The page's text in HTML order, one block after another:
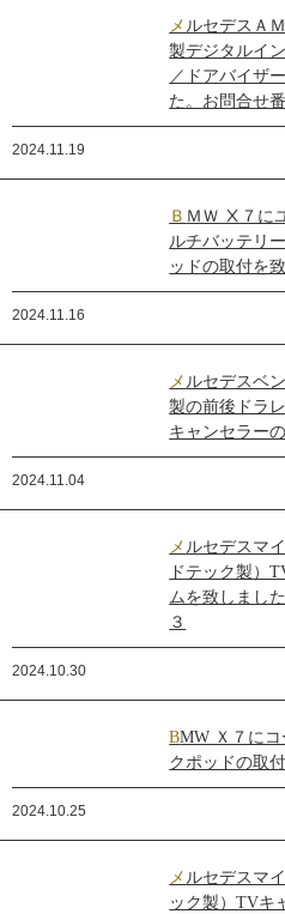
メルセデスＡＭＧ Ｇ６３にサブロクシステム
製デジタルイ
／ドアバイザ
た。お問合せ
2024.11.19
ＢＭＷ Ⅹ７にユピテル製の前後ドラレコ／マ
ルチバッテリ
ッドの取付を
2024.11.16
メルセデスベンツＧＬＢ２００d にユピテル
製の前後ドラ
キャンセラー
2024.11.04
メルセデスマイバッハ ＧＬＳ６００に（コー
ドテック製）
ムを致しまし
３
2024.10.30
BMW Ｘ７にコードテック スマートカーリン
クポッドの取
2024.10.25
メルセデスマイバッハ Ｓ５８０に（コードテ
ック製）TVキ